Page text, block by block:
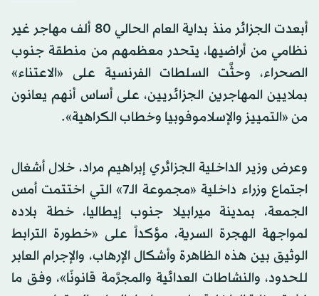
أبعدت الجزائر منذ بداية العام الحالي 80 ألف مهاجر غير
نظامي من أراضيها، يتحدر معظمهم من منطقة جنوب
الصحراء، وحثَّت السلطات الفرنسية على «الاعتناء»
بملايين المهاجرين الجزائريين، على أساس أنهم يعانون
من «التمييز والإسلاموفوبيا وخطاب الكراهية».
وعرض وزير الداخلية الجزائري إبراهيم مراد، خلال أشغال
اجتماع وزراء داخلية «مجموعة الـ7» التي اختتمت أمس
الجمعة، بمدينة ميرابيلا جنوب إيطاليا، خطة بلاده
لمواجهة الهجرة السرية، مؤكداً على «خطورة الترابط
الوثيق بين هذه الظاهرة وأشكال الإرهاب، والإجرام العابر
للحدود، والنشاطات العدائية والمجرَّمة قانونًا»، وفق ما